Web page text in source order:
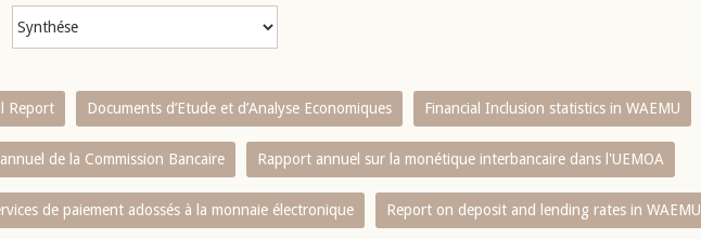
Report Documents d’Etude et d’Analyse Economiques Financial Inclusion statistics in WAEMU
de la Commission Bancaire Rapport annuel sur la monétique interbancaire dans l'UEMOA
de paiement adossés à la monnaie électronique Report on deposit and lending rates in WAEMU